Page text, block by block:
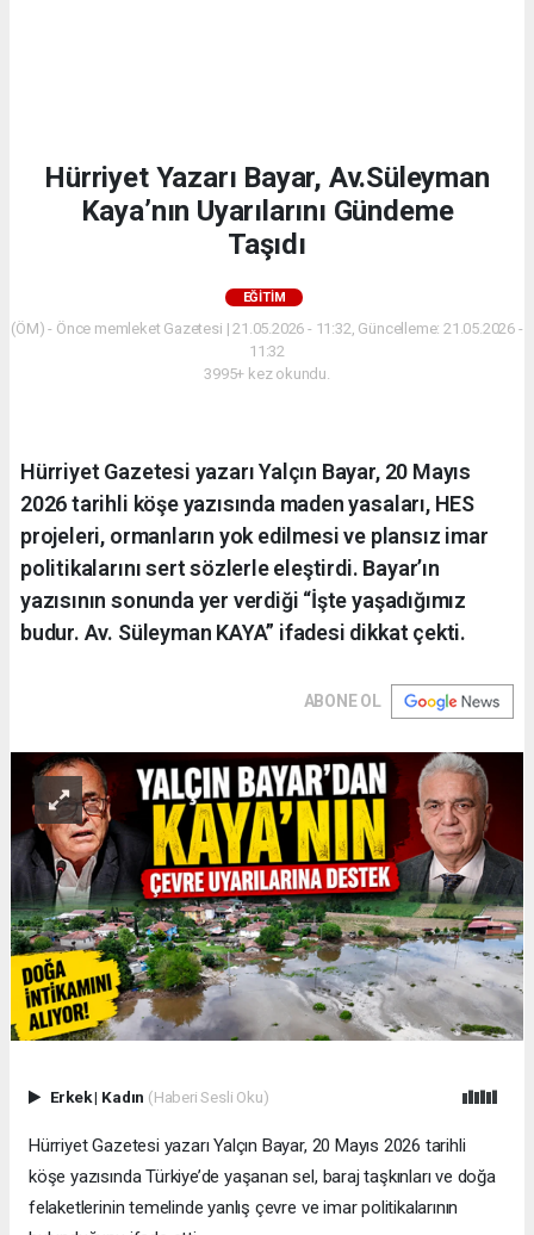
Hürriyet Yazarı Bayar, Av.Süleyman
Kaya’nın Uyarılarını Gündeme
Taşıdı
EĞITIM
(ÖM) - Önce memleket Gazetesi | 21.05.2026 - 11:32, Güncelleme: 21.05.2026 -
11:32
3995+ kez okundu.
Hürriyet Gazetesi yazarı Yalçın Bayar, 20 Mayıs
2026 tarihli köşe yazısında maden yasaları, HES
projeleri, ormanların yok edilmesi ve plansız imar
politikalarını sert sözlerle eleştirdi. Bayar’ın
yazısının sonunda yer verdiği “İşte yaşadığımız
budur. Av. Süleyman KAYA” ifadesi dikkat çekti.
ABONE OL
Erkek| Kadın (Haberi Sesli Oku)
Hürriyet Gazetesi yazarı Yalçın Bayar, 20 Mayıs 2026 tarihli
köşe yazısında Türkiye’de yaşanan sel, baraj taşkınları ve doğa
felaketlerinin temelinde yanlış çevre ve imar politikalarının